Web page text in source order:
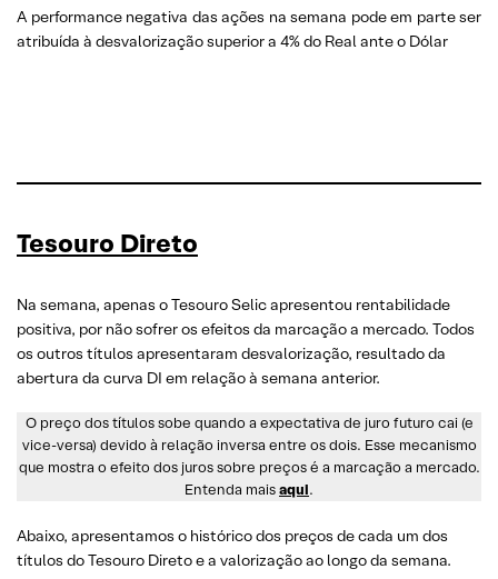
A performance negativa das ações na semana pode em parte ser
atribuída à desvalorização superior a 4% do Real ante o Dólar
Tesouro Direto
Na semana, apenas o Tesouro Selic apresentou rentabilidade
positiva, por não sofrer os efeitos da marcação a mercado. Todos
os outros títulos apresentaram desvalorização, resultado da
abertura da curva DI em relação à semana anterior.
O preço dos títulos sobe quando a expectativa de juro futuro cai (e
vice-versa) devido à relação inversa entre os dois. Esse mecanismo
que mostra o efeito dos juros sobre preços é a marcação a mercado.
Entenda maisaqui.
Abaixo, apresentamos o histórico dos preços de cada um dos
títulos do Tesouro Direto e a valorização ao longo da semana.